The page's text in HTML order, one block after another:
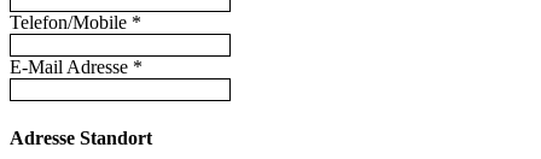
Telefon/Mobile *
E-Mail Adresse *
Adresse Standort